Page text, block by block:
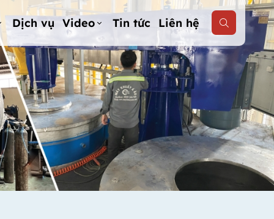
Dịch vụ Video Tin tức Liên hệ